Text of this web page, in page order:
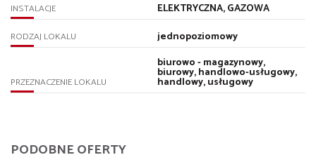
INSTALACJE ELEKTRYCZNA, GAZOWA
RODZAJ LOKALU jednopoziomowy
PRZEZNACZENIE LOKALU
biurowo - magazynowy,
biurowy, handlowo-usługowy,
handlowy, usługowy
PODOBNE OFERTY